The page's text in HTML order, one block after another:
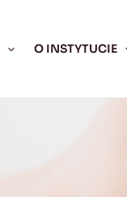
O INSTYTUCIE